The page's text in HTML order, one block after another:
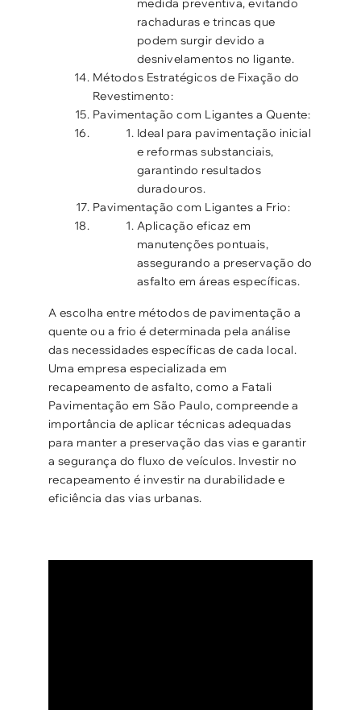
medida preventiva, evitando
rachaduras e trincas que
podem surgir devido a
desnivelamentos no ligante.
Métodos Estratégicos de Fixação do
Revestimento:
Pavimentação com Ligantes a Quente:
Ideal para pavimentação inicial
e reformas substanciais,
garantindo resultados
duradouros.
Pavimentação com Ligantes a Frio:
Aplicação eficaz em
manutenções pontuais,
assegurando a preservação do
asfalto em áreas específicas.
A escolha entre métodos de pavimentação a
quente ou a frio é determinada pela análise
das necessidades específicas de cada local.
Uma empresa especializada em
recapeamento de asfalto, como a Fatali
Pavimentação em São Paulo, compreende a
importância de aplicar técnicas adequadas
para manter a preservação das vias e garantir
a segurança do fluxo de veículos. Investir no
recapeamento é investir na durabilidade e
eficiência das vias urbanas.